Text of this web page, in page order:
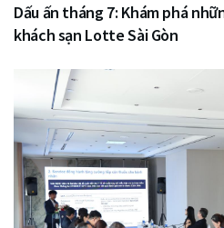
Dấu ấn tháng 7: Khám phá
khách sạn Lotte Sài Gòn